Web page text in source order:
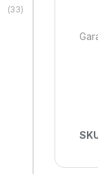
(33)